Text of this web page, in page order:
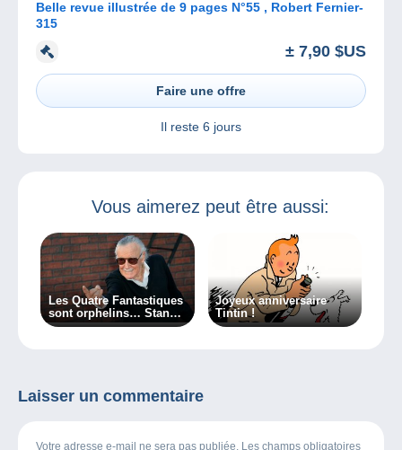
Belle revue illustrée de 9 pages N°55 , Robert Fernier-
315
± 7,90 $US
Faire une offre
Il reste 6 jours
Vous aimerez peut être aussi:
Les Quatre Fantastiques
sont orphelins… Stan
Lee est mort…
Joyeux anniversaire
Tintin !
Laisser un commentaire
Votre adresse e-mail ne sera pas publiée. Les champs obligatoires